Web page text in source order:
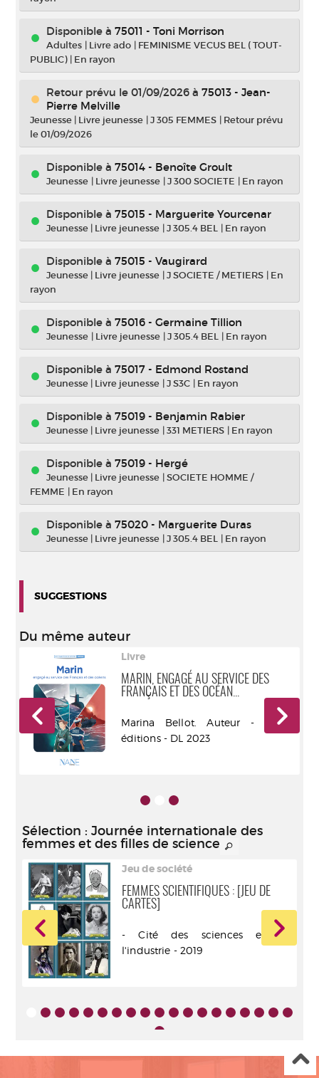
Disponible à 75011 - Toni Morrison
Adultes | Livre ado | FEMINISME VECUS BEL ( TOUT-
PUBLIC) | En rayon
Retour prévu le 01/09/2026 à 75013 - Jean-
Pierre Melville
Jeunesse | Livre jeunesse |J 305 FEMMES | Retour prévu
le 01/09/2026
Disponible à 75014 - Benoîte Groult
Jeunesse | Livre jeunesse |J 300 SOCIETE | En rayon
Disponible à 75015 - Marguerite Yourcenar
Jeunesse | Livre jeunesse |J 305.4 BEL | En rayon
Disponible à 75015 - Vaugirard
Jeunesse | Livre jeunesse |J SOCIETE / METIERS | En
rayon
Disponible à 75016 - Germaine Tillion
Jeunesse | Livre jeunesse |J 305.4 BEL | En rayon
Disponible à 75017 - Edmond Rostand
Jeunesse | Livre jeunesse |J S3C | En rayon
Disponible à 75019 - Benjamin Rabier
Jeunesse | Livre jeunesse |331 METIERS | En rayon
Disponible à 75019 - Hergé
Jeunesse | Livre jeunesse |SOCIETE HOMME /
FEMME | En rayon
Disponible à 75020 - Marguerite Duras
Jeunesse | Livre jeunesse |J 305.4 BEL | En rayon
SUGGESTIONS
Du même auteur
Livre
MARIN, ENGAGÉ AU SERVICE DES
FRANÇAIS ET DES OCÉAN...
Marina Bellot. Auteur - NANE
éditions - DL 2023
Sélection : Journée internationale des
femmes et des filles de science
Jeu de société
FEMMES SCIENTIFIQUES : [JEU DE
CARTES]
- Cité des sciences et de
l'industrie - 2019